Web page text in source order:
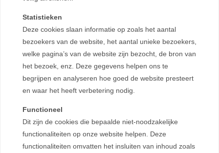
Statistieken
Deze cookies slaan informatie op zoals het aantal
bezoekers van de website, het aantal unieke bezoekers,
welke pagina’s van de website zijn bezocht, de bron van
het bezoek, enz. Deze gegevens helpen ons te
begrijpen en analyseren hoe goed de website presteert
en waar het heeft verbetering nodig.
Functioneel
Dit zijn de cookies die bepaalde niet-noodzakelijke
functionaliteiten op onze website helpen. Deze
functionaliteiten omvatten het insluiten van inhoud zoals